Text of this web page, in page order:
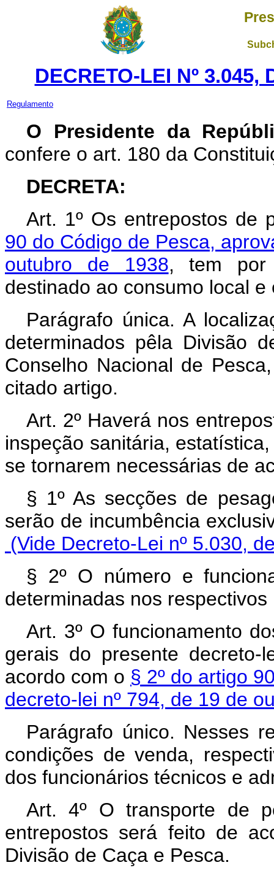
DECRETO-LEI Nº 3.045,
Regulamento
O Presidente da
confere o art. 180 da
DECRETA:
Art. 1º Os entrepostos de
90 do Código de Pesca,
outubro de 1938, tem por
destinado ao consumo local e
Parágrafo única. A
determinados pêla Divisão
Conselho Nacional de
citado artigo.
Art. 2º Haverá nos
inspeção sanitária,
se tornarem necessárias de
§ 1º As secções de
serão de incumbência
(Vide Decreto-Lei nº 5.030,
§ 2º O número e
determinadas nos
Art. 3º O funcionamento
gerais do presente
acordo com o § 2º do artigo
decreto-lei nº 794, de 19 de
Parágrafo único. Nesses
condições de venda,
dos funcionários técnicos e
Art. 4º O transporte de
entrepostos será feito de
Divisão de Caça e Pesca.